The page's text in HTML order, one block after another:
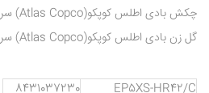
چکش بادی اطلس کوپکو(Atlas Copco) سری ,RRD,RRF,RRC
گل زن بادی اطلس کوپکو(Atlas Copco) سری RRCوRVM
EP5XS-HR42/C
8431037230